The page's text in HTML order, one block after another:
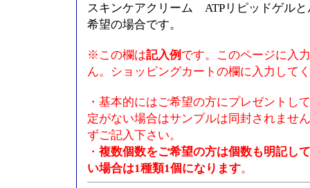
スキンケアクリーム ATPリピッドゲル
希望の場合です。
※この欄は記入例 です。このページに入
ん。ショッピングカートの欄に入力して
・基本的にはご希望の方にプレゼントし
定がない場合はサンプルは同封されませ
ずご記入下さい。
・ 複数個数をご希望の方は個数も明記し
い場合は1種類1個になります。